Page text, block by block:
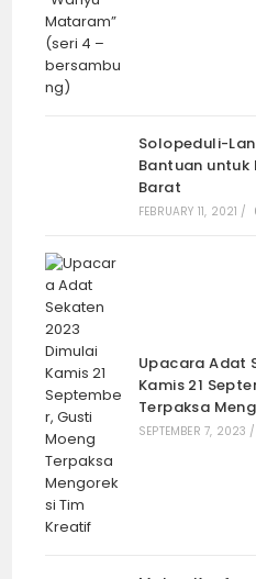
Solopeduli-
Bantuan untuk
Barat
FEBRUARY 11, 2021 /
Upacara Adat
Kamis 21
Terpaksa
SEPTEMBER 7, 2023 /